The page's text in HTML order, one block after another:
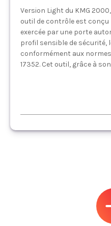
Version Light du KMG
outil de contrôle est
exercée par une porte
profil sensible de sécurité,
conformément aux normes
17352. Cet outil, grâce à